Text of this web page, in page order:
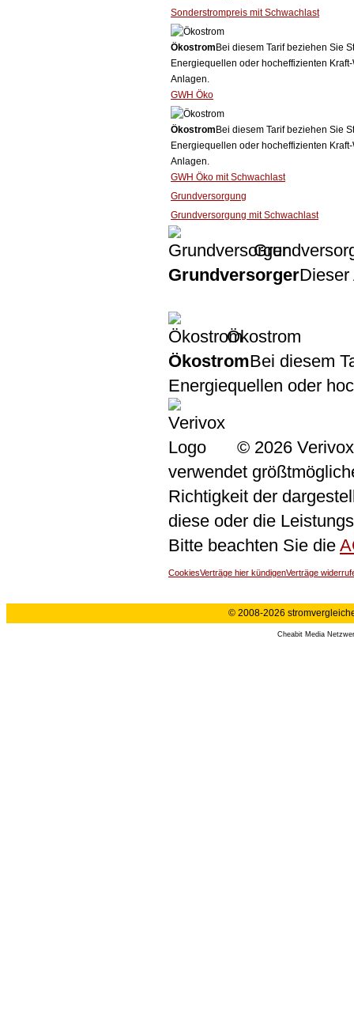
Sonderstrompreis mit Schwachlast
Ökostrom Bei diesem Tarif beziehen Sie
Energiequellen oder hocheffizienten
Anlagen.
GWH Öko
Ökostrom Bei diesem Tarif beziehen Sie
Energiequellen oder hocheffizienten
Anlagen.
GWH Öko mit Schwachlast
Grundversorgung
Grundversorgung mit Schwachlast
GrundversorgerDieser
Ökostrom
ÖkostromBei diesem
Energiequellen oder
© 2026
verwendet
Richtigkeit der
diese oder die
Bitte beachten Sie die
CookiesVerträge hier kündigenVerträge
© 2008-2026
Cheabit Media